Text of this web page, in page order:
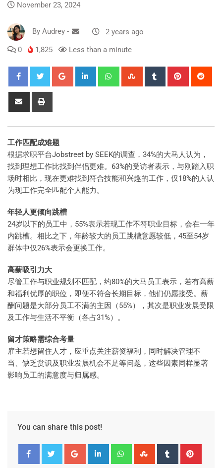
November 23, 2024
By Audrey - 2 years ago
0 1,825 Less than a minute
工作匹配成难题
根据求职平台Jobstreet by SEEK的调查，34%的大马人认为，
找到理想工作比找到伴侣更难。63%的受访者表示，与刚踏入职
场时相比，现在更难找到符合技能和兴趣的工作，仅18%的人认
为现工作完全匹配个人能力。
年轻人更倾向跳槽
24岁以下的员工中，55%表示若现工作不符职业目标，会在一年
内跳槽。相比之下，年龄较大的员工跳槽意愿较低，45至54岁
群体中仅26%表示会更换工作。
高薪吸引力大
尽管工作与职业规划不匹配，约80%的大马员工表示，若有高薪
和福利优厚的职位，即便不符合长期目标，他们仍愿接受。薪
酬问题是大部分员工不满的主因（55%），其次是职业发展受限
及工作与生活不平衡（各占31%）。
留才策略需综合考量
雇主若想留住人才，应重点关注薪资福利，同时解决管理不
当、缺乏赏识及职业发展机会不足等问题，这些因素同样显著
影响员工的满意度与归属感。
You can share this post!